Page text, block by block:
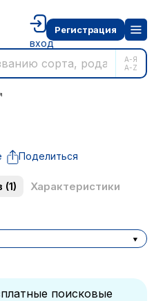
А-Я
A-Z
вход
Регистрация
Поделиться
(1)
Характеристики
поисковые